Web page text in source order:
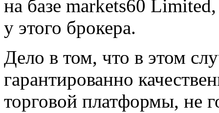
на базе markets60
у этого брокера.
Дело в том, что в этом
гарантированно
торговой платформы, не